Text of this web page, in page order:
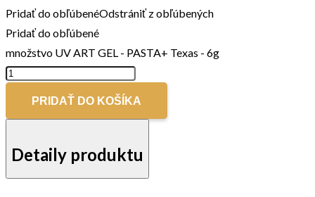
Pridať do obľúbenéOdstrániť z obľúbených
Pridať do obľúbené
množstvo UV ART GEL - PASTA+ Texas - 6g
PRIDAŤ DO KOŠÍKA
Detaily produktu